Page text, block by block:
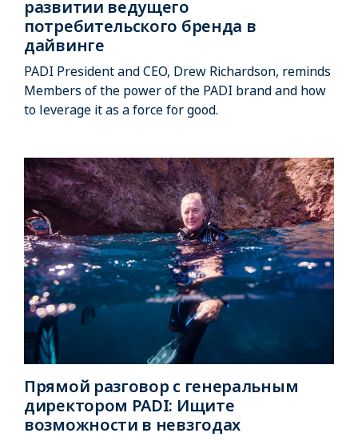
развитии ведущего
потребительского бренда в
дайвинге
PADI President and CEO, Drew Richardson, reminds
Members of the power of the PADI brand and how
to leverage it as a force for good.
Прямой разговор с генеральным
директором PADI: Ищите
возможности в невзгодах